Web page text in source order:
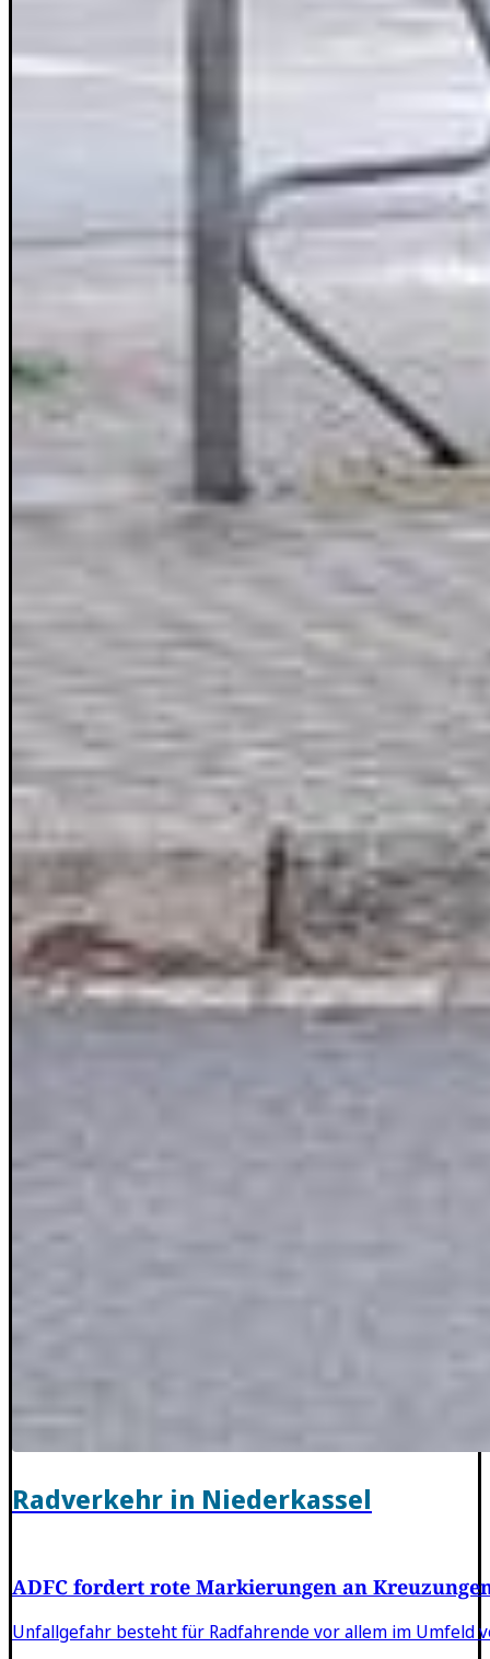
Radverkehr in Niederkassel
ADFC fordert rote Markierungen an
Unfallgefahr besteht für Radfahrende vor allem im Umfeld